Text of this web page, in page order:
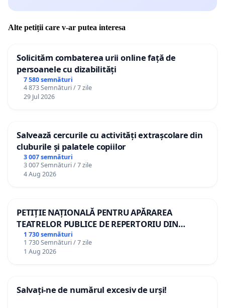
Alte petiții care v-ar putea interesa
Solicităm combaterea urii online față de
persoanele cu dizabilități
7 580 semnături
4 873 Semnături / 7 zile
29 Jul 2026
Salvează cercurile cu activități extrașcolare din
cluburile și palatele copiilor
3 007 semnături
3 007 Semnături / 7 zile
4 Aug 2026
PETIȚIE NAȚIONALĂ PENTRU APĂRAREA
TEATRELOR PUBLICE DE REPERTORIU DIN
ROMÂNIA
1 730 semnături
1 730 Semnături / 7 zile
1 Aug 2026
Salvați-ne de numărul excesiv de urși!